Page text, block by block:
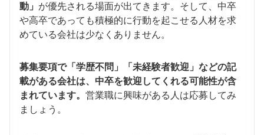
動」 が優先される場面が出てきます。そして、中卒
や高卒であっても積極的に行動を起こせる人材を求
めている会社は少なくありません。
募集要項で「学歴不問」「未経験者歓迎」などの記
載がある会社は、中卒を歓迎してくれる可能性が含
まれています。 営業職に興味がある人は応募してみ
ましょう。